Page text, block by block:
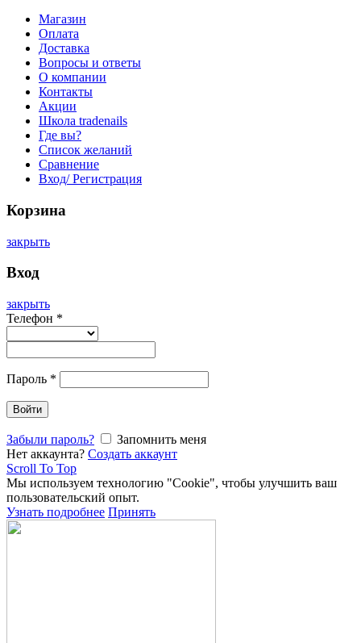
Магазин
Оплата
Доставка
Вопросы и ответы
О компании
Контакты
Акции
Школа tradenails
Где вы?
Список желаний
Сравнение
Вход/ Регистрация
Корзина
закрыть
Вход
закрыть
Телефон *
Пароль *
Войти
Забыли пароль?
Запомнить меня
Нет аккаунта? Создать аккаунт
Scroll To Top
Мы используем технологию "Cookie", чтобы улучшить ваш
пользовательский опыт.
Узнать подробнее Принять